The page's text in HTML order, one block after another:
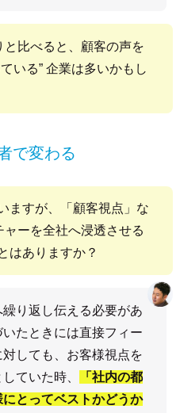
比べると、顧客の声を
いる” 企業は多いかもし
で変わる
ますが、「顧客視点」な
ーを全社へ浸透させる
はありますか？
り返し伝える必要があ
たときには直接フィー
しても、お客様視点を
ていた時、
「社内の都
とってベストかどうか